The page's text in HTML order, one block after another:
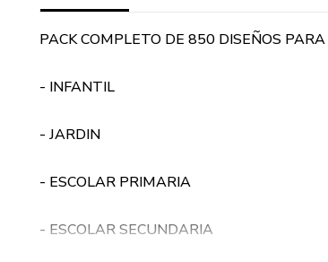
PACK COMPLETO DE 850 DISEÑOS
- INFANTIL
- JARDIN
- ESCOLAR PRIMARIA
- ESCOLAR SECUNDARIA